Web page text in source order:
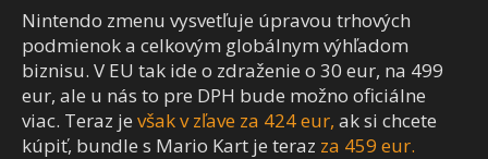
Nintendo zmenu vysvetľuje úpravou trhových
podmienok a celkovým globálnym výhľadom
biznisu. V EU tak ide o zdraženie o 30 eur, na 499
eur, ale u nás to pre DPH bude možno oficiálne
viac. Teraz je však v zľave za 424 eur, ak si chcete
kúpiť, bundle s Mario Kart je teraz za 459 eur.